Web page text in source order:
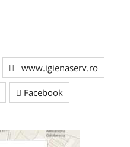
www.igienaserv.ro
Facebook